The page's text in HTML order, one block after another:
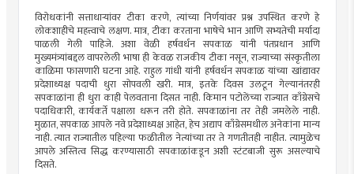
विरोधकांनी सत्ताधार्‍यांवर टीका करणे, त्यांच्या निर्णयांवर प्रश्न उपस्थित करणे हे
लोकशाहीचे महत्त्वाचे लक्षण. मात्र, टीका करताना भाषेचे भान आणि सभ्यतेची मर्यादा
पाळली गेली पाहिजे. अशा वेळी हर्षवर्धन सपकाळ यांनी पंतप्रधान आणि
मुख्यमंत्र्यांबद्दल वापरलेली भाषा ही केवळ राजकीय टीका नसून, राज्याच्या संस्कृतीला
काळिमा फासणारी घटना आहे. राहुल गांधी यांनी हर्षवर्धन सपकाळ यांच्या खांद्यावर
प्रदेशाध्यक्ष पदाची धुरा सोपवली खरी. मात्र, इतके दिवस उलटून गेल्यानंतरही
सपकाळांना ही धुरा काही पेलवताना दिसत नाही. किमान पटोलेंच्या राज्यात काँग्रेसचे
पदाधिकारी, कार्यकर्ते पक्षाला धरून तरी होते. सपकाळांना तर तेही जमलेले नाही.
मुळात, सपकाळ आपले नवे प्रदेशाध्यक्ष आहेत, हेच अद्याप काँग्रेसमधील अनेकांना मान्य
नाही. त्यात राज्यातील पहिल्या फळीतील नेत्यांच्या तर ते गणतीतही नाहीत. त्यामुळेच
आपले अस्तित्व सिद्ध करण्यासाठी सपकाळांकडून अशी स्टंटबाजी सुरू असल्याचे
दिसते.